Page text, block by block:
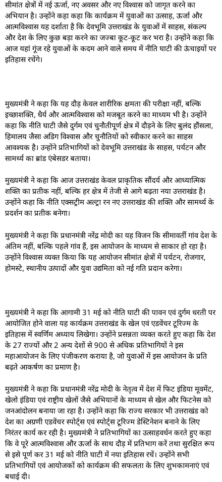
सीमांत क्षेत्रों में नई ऊर्जा, नए अवसर और नए विश्वास को जागृत करने का
अभियान है। उन्होंने कहा कहा कि कार्यक्रम में युवाओं का उत्साह, ऊर्जा और
आत्मविश्वास यह दर्शाता है कि देवभूमि उत्तराखंड के युवाओं में साहस, संकल्प
और देश के लिए कुछ बड़ा करने का जज्बा कूट-कूट कर भरा है। उन्होंने कहा कि
आज यहां गूंज रहे युवाओं के कदम आने वाले समय में नीति घाटी की ऊंचाइयों पर
इतिहास रचेंगे।
मुख्यमंत्री ने कहा कि यह दौड़ केवल शारीरिक क्षमता की परीक्षा नहीं, बल्कि
इच्छाशक्ति, धैर्य और आत्मविश्वास को मजबूत करने का माध्यम भी है। उन्होंने
कहा कि नीति घाटी जैसे दुर्गम एवं चुनौतीपूर्ण क्षेत्र में दौड़ने के लिए बुलंद हौंसला,
हिमालय जैसा अडिग विश्वास और चुनौतियों को स्वीकार करने का साहस
आवश्यक है। उन्होंने प्रतिभागियों को देवभूमि उत्तराखंड के साहस, पर्यटन और
सामर्थ्य का ब्रांड एंबेसडर बताया।
मुख्यमंत्री ने कहा कि आज उत्तराखंड केवल प्राकृतिक सौंदर्य और आध्यात्मिक
शक्ति का प्रतीक नहीं, बल्कि हर क्षेत्र में तेजी से आगे बढ़ता नया उत्तराखंड है।
उन्होंने कहा कि नीति एक्सट्रीम अल्ट्रा रन नए उत्तराखंड की शक्ति और सामर्थ्य के
प्रदर्शन का प्रतीक बनेगा।
मुख्यमंत्री ने कहा कि प्रधानमंत्री नरेंद्र मोदी का यह विजन कि सीमावर्ती गांव देश के
अंतिम नहीं, बल्कि पहले गांव हैं, इस आयोजन के माध्यम से साकार हो रहा है।
उन्होंने विश्वास व्यक्त किया कि यह आयोजन सीमांत क्षेत्रों में पर्यटन, रोजगार,
होमस्टे, स्थानीय उत्पादों और युवा उद्यमिता को नई गति प्रदान करेगा।
मुख्यमंत्री ने कहा कि आगामी 31 मई को नीति घाटी की पावन एवं दुर्गम धरती पर
आयोजित होने वाला यह कार्यक्रम उत्तराखंड के खेल एवं एडवेंचर टूरिज्म के
इतिहास में स्वर्णिम अध्याय लिखेगा। उन्होंने प्रसन्नता व्यक्त करते हुए कहा कि देश
के 27 राज्यों और 2 अन्य देशों से 900 से अधिक प्रतिभागियों ने इस
महाआयोजन के लिए पंजीकरण कराया है, जो युवाओं में इस आयोजन के प्रति
बढ़ते आकर्षण का प्रमाण है।
मुख्यमंत्री ने कहा कि प्रधानमंत्री नरेंद्र मोदी के नेतृत्व में देश में फिट इंडिया मूवमेंट,
खेलो इंडिया एवं राष्ट्रीय खेलों जैसे अभियानों के माध्यम से खेल और फिटनेस को
जनआंदोलन बनाया जा रहा है। उन्होंने कहा कि राज्य सरकार भी उत्तराखंड को
देश का अग्रणी एडवेंचर स्पोर्ट्स एवं स्पोर्ट्स टूरिज्म डेस्टिनेशन बनाने के लिए
निरंतर कार्य कर रही है। मुख्यमंत्री ने प्रतिभागियों का उत्साहवर्धन करते हुए कहा
कि वे पूरे आत्मविश्वास और ऊर्जा के साथ दौड़ में प्रतिभाग करें तथा सुरक्षित रूप
से इसे पूर्ण कर 31 मई को नीति घाटी में नया इतिहास रचें। उन्होंने सभी
प्रतिभागियों एवं आयोजकों को कार्यक्रम की सफलता के लिए शुभकामनाएं एवं
बधाई दी।